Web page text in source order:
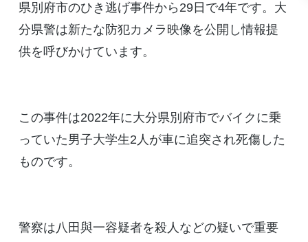
県別府市のひき逃げ事件から29日で4年です。大
分県警は新たな防犯カメラ映像を公開し情報提
供を呼びかけています。
この事件は2022年に大分県別府市でバイクに乗
っていた男子大学生2人が車に追突され死傷した
ものです。
警察は八田與一容疑者を殺人などの疑いで重要